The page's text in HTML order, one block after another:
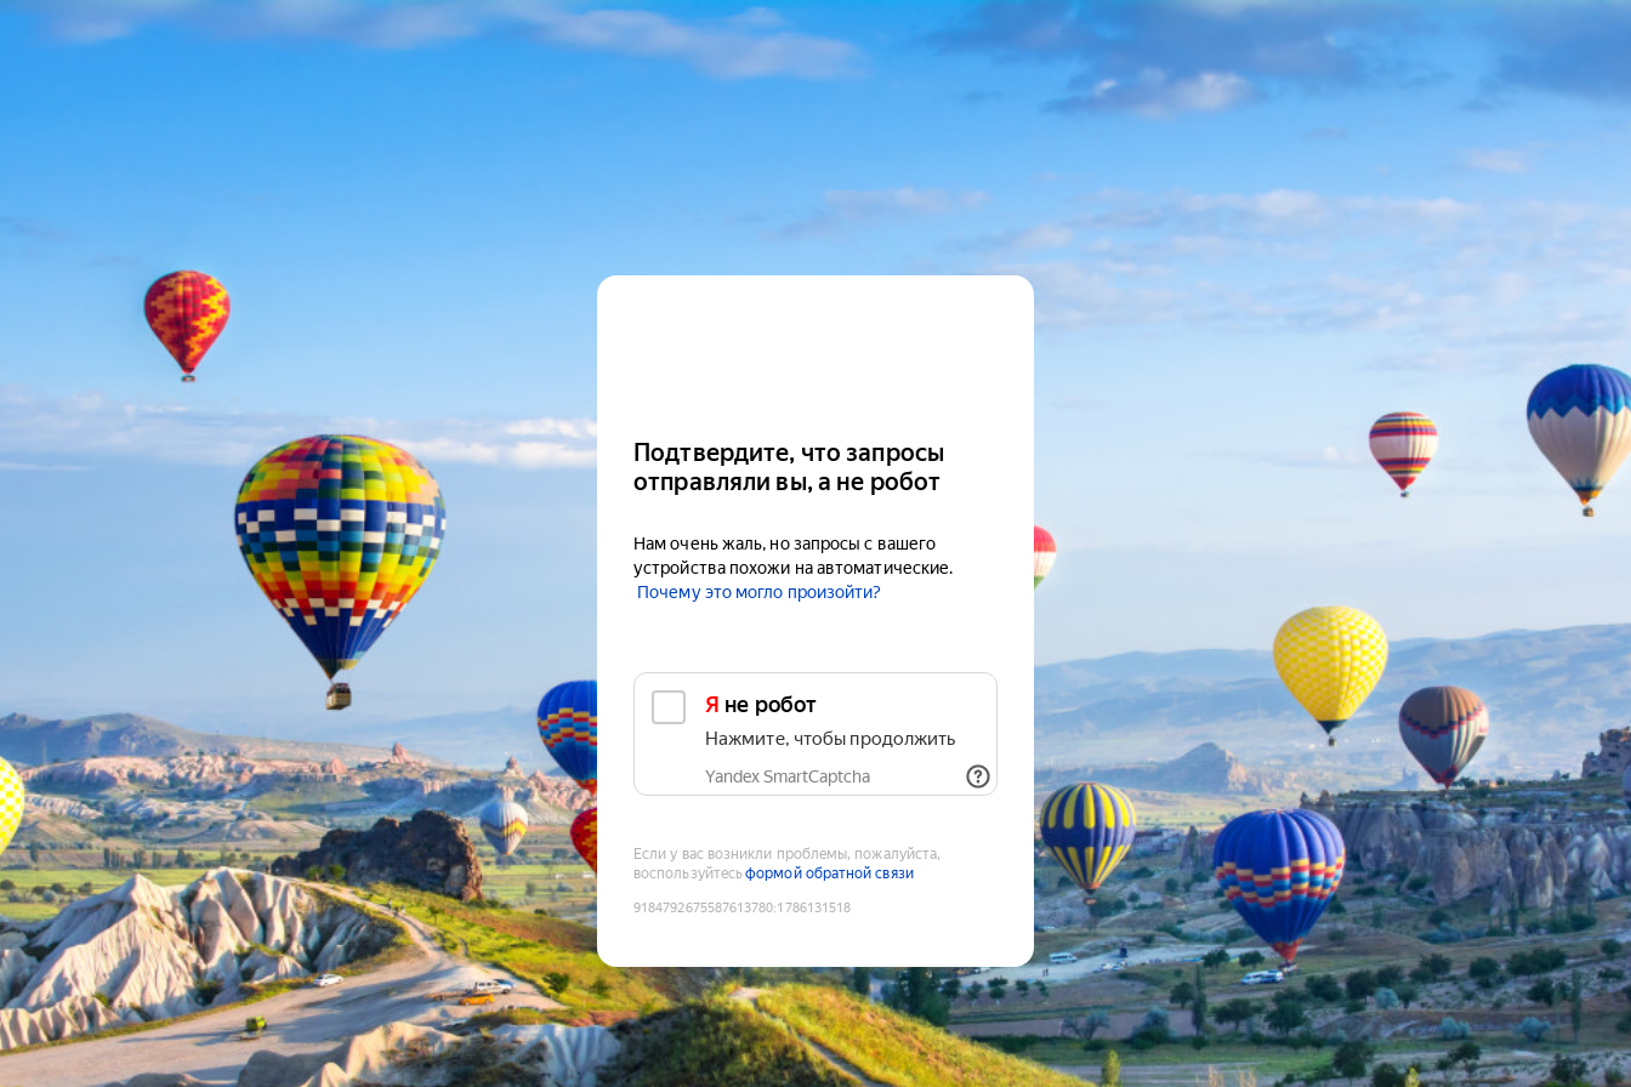
Подтвердите, что запросы
отправляли вы, а не робот
Нам очень жаль, но запросы с вашего
устройства похожи на автоматические.
Почему это могло произойти?
Я не робот
Нажмите, чтобы продолжить
Yandex SmartCaptcha
Если у вас возникли проблемы, пожалуйста,
воспользуйтесьформой обратной связи
9184792675587613780:1786131518